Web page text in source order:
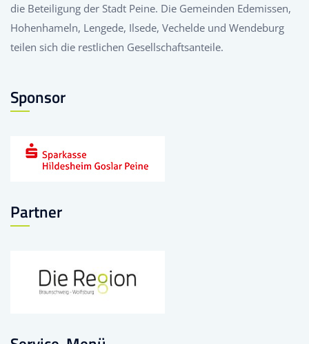
die Beteiligung der Stadt Peine. Die Gemeinden Edemissen,
Hohenhameln, Lengede, Ilsede, Vechelde und Wendeburg
teilen sich die restlichen Gesellschaftsanteile.
Sponsor
Partner